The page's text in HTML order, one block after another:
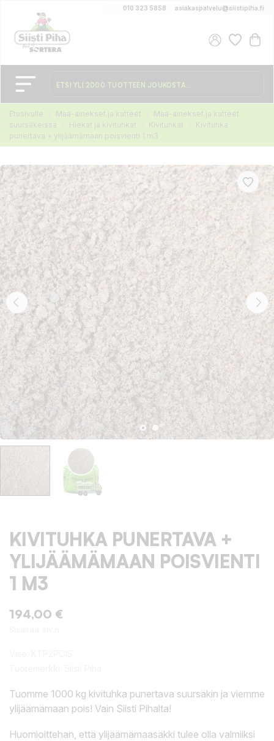
010 323 5858 asiakaspalvelu@siistipiha.fi
Etusivulle Maa-ainekset ja katteet
Maa-ainekset ja katteet
suursäkeissä
Hiekat ja kivituhkat Kivituhkat
Kivituhka
punertava + ylijäämämaan poisvienti 1 m3
KIVITUHKA PUNERTAVA +
YLIJÄÄMÄMAAN POISVIENTI
1 M3
194,00 €
Tuomme 1000 kg kivituhka punertava suursäkin ja viemme
ylijäämämaan pois! Vain Siisti Pihalta!
Huomioittehan, että ylijäämämaasäkki tulee olla valmiiksi